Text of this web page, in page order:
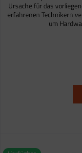
Ursache für das
erfahrenen Technikern
um